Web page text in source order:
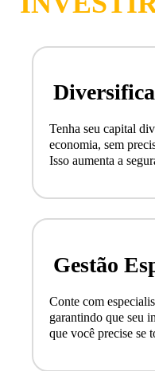
Tenha seu capital
economia, sem
Isso aumenta a
Gestão
Conte com
garantindo que seu
que você precise se